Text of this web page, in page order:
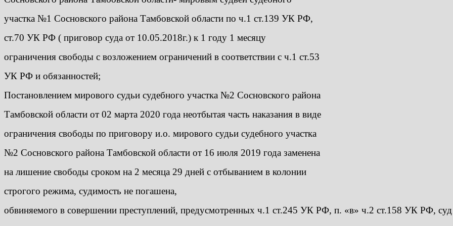
участка №1 Сосновского района Тамбовской области по ч.1 ст.139 УК РФ,
ст.70 УК РФ ( приговор суда от 10.05.2018г.) к 1 году 1 месяцу
ограничения свободы с возложением ограничений в соответствии с ч.1 ст.53
УК РФ и обязанностей;
Постановлением мирового судьи судебного участка №2 Сосновского района
Тамбовской области от 02 марта 2020 года неотбытая часть наказания в виде
ограничения свободы по приговору и.о. мирового судьи судебного участка
№2 Сосновского района Тамбовской области от 16 июля 2019 года заменена
на лишение свободы сроком на 2 месяца 29 дней с отбыванием в колонии
строгого режима, судимость не погашена,
обвиняемого в совершении преступлений, предусмотренных ч.1 ст.245 УК РФ, п. «в» ч.2 ст.158 УК РФ, суд